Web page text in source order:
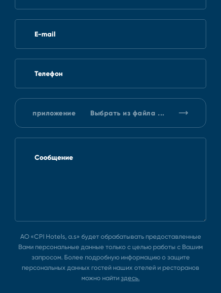
E-mail
Телефон
приложение Выбрать из файла ...
Сообщение
АО «CPI Hotels, a.s» будет обрабатывать предоставленные
Вами персональные данные только с целью работы с Вашим
запросом. Более подробную информацию о защите
персональных данных гостей наших отелей и ресторанов
можно найтиздесь.